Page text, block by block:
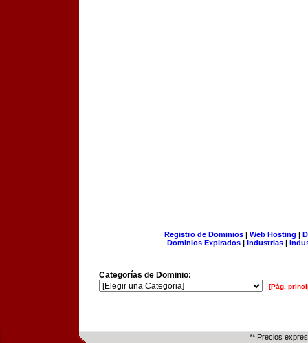
Registro de Dominios| Web Hosting |
Dominios Expirados | Industrias |
Categorías de Dominio:
[Pág.
** Precios